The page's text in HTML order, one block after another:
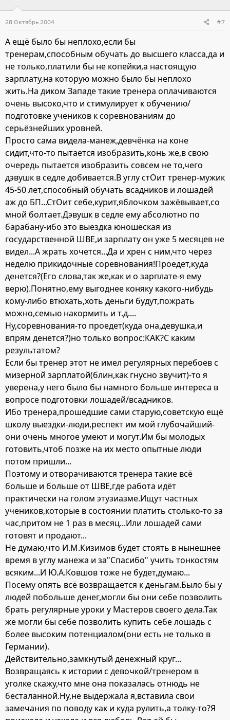
28 Октябрь 2004 #7
A ещё было бы неплохо,если бы
тренерам,способным обучать до высшего класса,да и
не только,платили бы не копейки,а настоящую
зарплату,на которую можно было бы неплохо
жить.На диком Западе такие тренера оплачиваются
очень высоко,что и стимулирует к обучению/
подготовке учеников к соревнованиям до
серьёзнейших уровней.
Просто сама видела-манеж,девчёнка на коне
сидит,что-то пытается изобразить,конь же,в свою
очередь пытается изобразить совсем не то,чего
дэвушк в седле добивается.В углу стОит тренер-мужик
45-50 лет,способный обучать всадников и лошадей
аж до БП...СтОит себе,курит,яблочком зажёвывает,со
мной болтает.Дэвушк в седле ему абсолютно по
барабану-ибо это выездка юношеская из
государственной ШВЕ,и зарплату он уже 5 месяцев не
видел...А жрать хочется...Да и хрен с ним,что через
неделю прикидочные соревнования!Проедет,куда
денется?(Его слова,так же,как и о зарплате-я ему
верю).Понятно,ему выгоднее коняку какого-нибудь
кому-либо втюхать,хоть деньги будут,пожрать
можно,семью накормить и т.д....
Ну,соревнования-то проедет(куда она,девушка,и
впрям денется?)но только вопрос:КАК?С каким
результатом?
Если бы тренер этот не имел регулярных перебоев с
мизерной зарплатой(блин,как гнусно звучит)-то я
уверена,у него было бы намного больше интереса в
вопросе подготовки лошадей/всадников.
Ибо тренера,прошедшие сами старую,советскую ещё
школу выездки-люди,респект им мой глубочайший-
они очень многое умеют и могут.Им бы молодых
готовить,чтоб позже на их место опытные люди
потом пришли...
Поэтому и отворачиваются тренера такие всё
больше и больше от ШВЕ,где работа идёт
практически на голом этузиазме.Ищут частных
учеников,которые в состоянии платить столько-то за
час,притом не 1 раз в месяц...Или лошадей сами
готовят и продают...
Не думаю,что И.М.Кизимов будет стоять в нынешнее
время в углу манежа и за"Спасибо" учить тонкостям
всяким...И Ю.А.Ковшов тоже не будет,думаю...
Посему опять всё возвращается к деньгам.Было бы у
людей побольше денег,могли бы они себе позволить
брать регулярные уроки у Мастеров своего дела.Так
же могли бы себе позволить купить себе лошадь с
более высоким потенциалом(они есть не только в
Германии).
Действительно,замкнутый денежный круг...
Возвращаясь к истории с девочкой/тренером в
уголке скажу,что мне она показалась отнюдь не
бесталанной.Ну,не выдержала я,вставила свои
замечания по поводу как и куда рулить,а толку-то?Я